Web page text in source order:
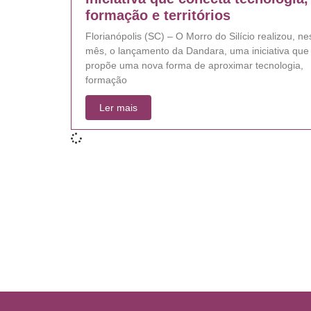
formação e territórios
Florianópolis (SC) – O Morro do Silício realizou,
mês, o lançamento da Dandara, uma iniciativa que
propõe uma nova forma de aproximar tecnologia,
formação
Ler mais